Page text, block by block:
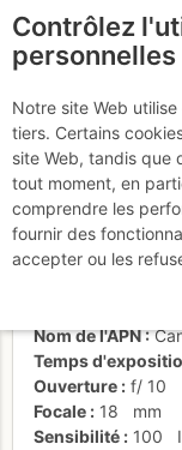
Au
Activités
Date/heure
13
Contributeur
Nom de l'APN
Temps
Ouverture
f/ 10
Focale
18
mm
Sensibilité
100
Contrôlez
personnelles
Notre site Web
tiers. Certains
site Web, tandis que
tout moment, en
comprendre les
fournir des
accepter ou les